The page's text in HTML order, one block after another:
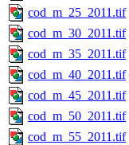
cod_m_25_2011.tif
cod_m_30_2011.tif
cod_m_35_2011.tif
cod_m_40_2011.tif
cod_m_45_2011.tif
cod_m_50_2011.tif
cod_m_55_2011.tif